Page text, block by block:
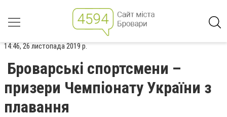
14:46, 26 листопада 2019 р.
Броварські спортсмени –
призери Чемпіонату України з
плавання